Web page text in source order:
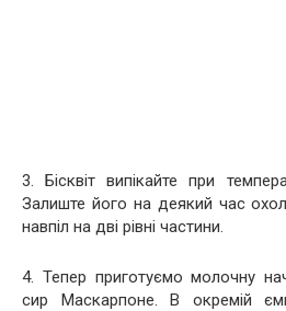
3. Бісквіт випікайте при
Залиште його на деякий час
навпіл на дві рівні частини.
4. Тепер приготуємо молочну
сир Маскарпоне. В окремій